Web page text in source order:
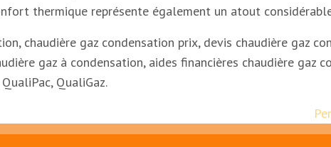
thermique représente également un atout
chaudière gaz condensation prix, devis chaudière gaz
gaz à condensation, aides financières chaudière gaz
QualiGaz.